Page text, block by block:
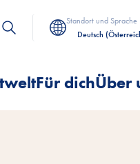
Standort und Sprache
Deutsch
Für dichÜber